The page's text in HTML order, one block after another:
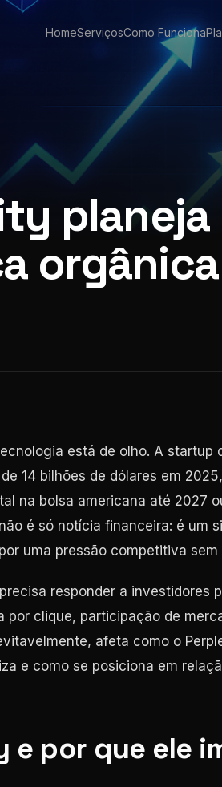
HomeServiçosComo Funciona
planeja
está de olho. A startup
14 bilhões de dólares em
na bolsa americana até 2027
é só notícia financeira: é um
uma pressão competitiva sem
responder a investidores
por clique, participação de
afeta como o
e como se posiciona em
e por que ele